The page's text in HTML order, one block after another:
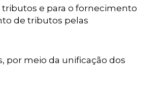
tributos e para o fornecimento
de tributos pelas
por meio da unificação dos